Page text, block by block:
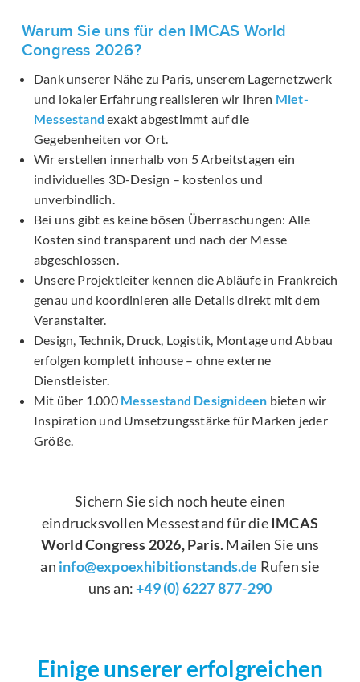
Warum Sie uns für den IMCAS World
Congress 2026?
Dank unserer Nähe zu Paris, unserem Lagernetzwerk
und lokaler Erfahrung realisieren wir Ihren Miet-
Messestand exakt abgestimmt auf die
Gegebenheiten vor Ort.
Wir erstellen innerhalb von 5 Arbeitstagen ein
individuelles 3D-Design – kostenlos und
unverbindlich.
Bei uns gibt es keine bösen Überraschungen: Alle
Kosten sind transparent und nach der Messe
abgeschlossen.
Unsere Projektleiter kennen die Abläufe in Frankreich
genau und koordinieren alle Details direkt mit dem
Veranstalter.
Design, Technik, Druck, Logistik, Montage und Abbau
erfolgen komplett inhouse – ohne externe
Dienstleister.
Mit über 1.000 Messestand Designideen bieten wir
Inspiration und Umsetzungsstärke für Marken jeder
Größe.
Sichern Sie sich noch heute einen
eindrucksvollen Messestand für dieIMCAS
World Congress 2026, Paris. Mailen Sie uns
an info@expoexhibitionstands.de Rufen sie
uns an:+49 (0) 6227 877-290
Einige unserer erfolgreichen